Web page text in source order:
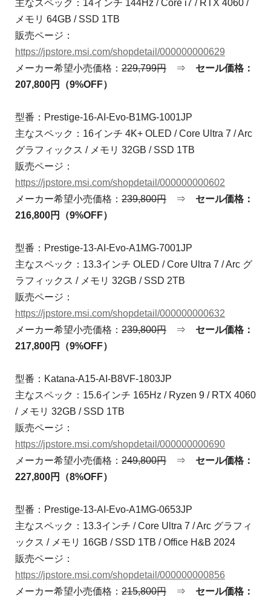
主なスペック：14インチ 144Hz / Core i7 / RTX 4060 /
メモリ 64GB / SSD 1TB
販売ページ：
https://jpstore.msi.com/shopdetail/000000000629
メーカー希望小売価格： 229,799円 ⇒ セール価格：
207,800円（9%OFF）
型番：Prestige-16-AI-Evo-B1MG-1001JP
主なスペック：16インチ 4K+ OLED / Core Ultra 7 / Arc
グラフィックス / メモリ 32GB / SSD 1TB
販売ページ：
https://jpstore.msi.com/shopdetail/000000000602
メーカー希望小売価格： 239,800円 ⇒ セール価格：
216,800円（9%OFF）
型番：Prestige-13-AI-Evo-A1MG-7001JP
主なスペック：13.3インチ OLED / Core Ultra 7 / Arc グ
ラフィックス / メモリ 32GB / SSD 2TB
販売ページ：
https://jpstore.msi.com/shopdetail/000000000632
メーカー希望小売価格： 239,800円 ⇒ セール価格：
217,800円（9%OFF）
型番：Katana-A15-AI-B8VF-1803JP
主なスペック：15.6インチ 165Hz / Ryzen 9 / RTX 4060
/ メモリ 32GB / SSD 1TB
販売ページ：
https://jpstore.msi.com/shopdetail/000000000690
メーカー希望小売価格： 249,800円 ⇒ セール価格：
227,800円（8%OFF）
型番：Prestige-13-AI-Evo-A1MG-0653JP
主なスペック：13.3インチ / Core Ultra 7 / Arc グラフィ
ックス / メモリ 16GB / SSD 1TB / Office H&B 2024
販売ページ：
https://jpstore.msi.com/shopdetail/000000000856
メーカー希望小売価格： 215,800円 ⇒ セール価格：